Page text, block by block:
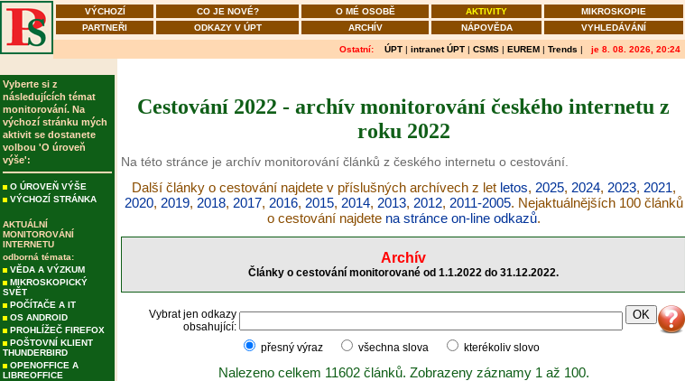
VÝCHOZÍ CO JE NOVÉ? O MÉ OSOBĚ AKTIVITY
MIKROSKOPIE
PARTNEŘI
ODKAZY V ÚPT ARCHÍV NÁPOVĚDA VYHLEDÁVÁNÍ
Ostatní: ÚPT | intranet ÚPT | CSMS | EUREM | Trends | je 8. 08. 2026, 20:24
Vyberte si z
následujících témat
monitorování. Na
výchozí stránku mých
aktivit se dostanete
volbou 'O úroveň
výše':
O ÚROVEŇ VÝŠE
VÝCHOZÍ STRÁNKA
AKTUÁLNÍ
MONITOROVÁNÍ
INTERNETU
odborná témata:
VĚDA A VÝZKUM
MIKROSKOPICKÝ
SVĚT
POČÍTAČE A IT
OS ANDROID
PROHLÍŽEČ FIREFOX
POŠTOVNÍ KLIENT
THUNDERBIRD
OPENOFFICE A
LIBREOFFICE
Cestování 2022 - archív monitorování českého internetu z
roku 2022
Na této stránce je archív monitorování článků z českého internetu o cestování.
Další články o cestování najdete v příslušných archívech z let letos, 2025, 2024, 2023, 2021,
2020, 2019, 2018, 2017, 2016, 2015, 2014, 2013, 2012, 2011-2005. Nejaktuálnějších 100 článků
o cestování najdete na stránce on-line odkazů.
Archív
Články o cestování monitorované od 1.1.2022 do 31.12.2022.
Vybrat jen odkazy
obsahující:
přesný výraz
všechna slova kterékoliv slovo
Nalezeno celkem 11602 článků. Zobrazeny záznamy 1 až 100.